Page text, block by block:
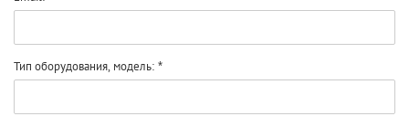
Тип оборудования, модель: